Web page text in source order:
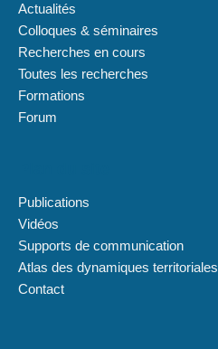
Actualités
Colloques & séminaires
Recherches en cours
Toutes les recherches
Formations
Forum
Publications
Vidéos
Supports de communication
Atlas des dynamiques territoriales
Contact